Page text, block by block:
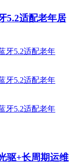
5.2适配老年居
驱+长周期运维